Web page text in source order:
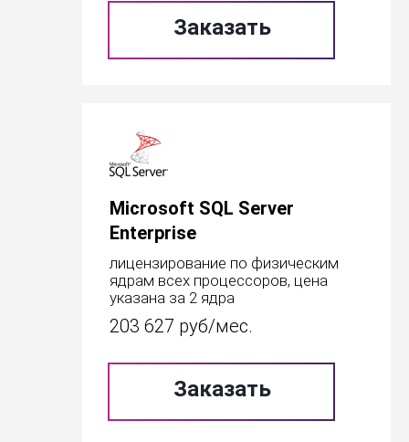
Заказать
Microsoft SQL Server
Enterprise
лицензирование по физическим
ядрам всех процессоров, цена
указана за 2 ядра
203 627 руб/мес.
Заказать